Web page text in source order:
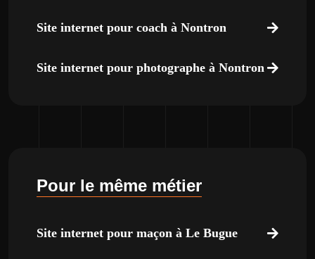
Site internet pour coach à Nontron
Site internet pour photographe à Nontron
Pour le même métier
Site internet pour maçon à Le Bugue